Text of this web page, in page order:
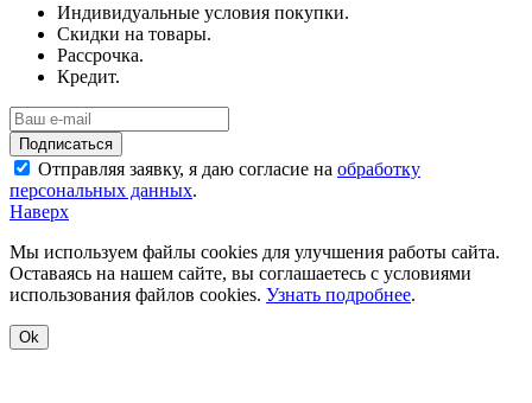
Индивидуальные условия покупки.
Скидки на товары.
Рассрочка.
Кредит.
Отправляя заявку, я даю согласие на обработку
персональных данных.
Наверх
Мы используем файлы cookies для улучшения работы сайта.
Оставаясь на нашем сайте, вы соглашаетесь с условиями
использования файлов cookies. Узнать подробнее.
Ok